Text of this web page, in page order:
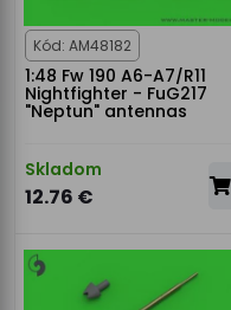
Kód: AM48182
1:48 Fw 190 A6-A7/R11
Nightfighter - FuG217
"Neptun" antennas
Skladom
12.76 €